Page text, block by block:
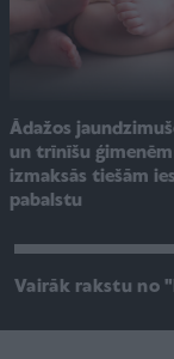
Ādažos
un trīnīšu
izmaksās tiešām
pabalstu
Vairāk rakstu no